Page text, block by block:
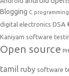
Blogging C
digital electronics DSA
Kaniyam software
Open source
tamil ruby software